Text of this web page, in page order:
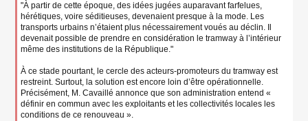
"À partir de cette époque, des idées jugées auparavant farfelues,
hérétiques, voire séditieuses, devenaient presque à la mode. Les
transports urbains n’étaient plus nécessairement voués au déclin. Il
devenait possible de prendre en considération le tramway à l’intérieur
même des institutions de la République."
À ce stade pourtant, le cercle des acteurs-promoteurs du tramway est
restreint. Surtout, la solution est encore loin d’être opérationnelle.
Précisément, M. Cavaillé annonce que son administration entend «
définir en commun avec les exploitants et les collectivités locales les
conditions de ce renouveau ».